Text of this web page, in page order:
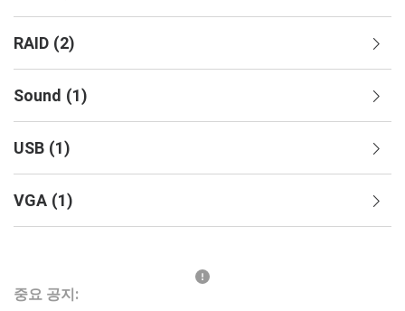
RAID (2)
Sound (1)
USB (1)
VGA (1)
중요 공지: